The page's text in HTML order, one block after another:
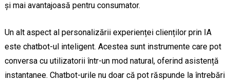
și mai avantajoasă pentru consumator.
Un alt aspect al personalizării experienței clienților prin IA
este chatbot-ul inteligent. Acestea sunt instrumente care pot
conversa cu utilizatorii într-un mod natural, oferind asistență
instantanee. Chatbot-urile nu doar că pot răspunde la întrebări